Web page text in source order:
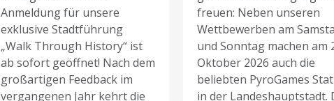
Anmeldung für unsere
exklusive Stadtführung
„Walk Through History“ ist
ab sofort geöffnet! Nach dem
großartigen Feedback im
vergangenen Jahr kehrt die
freuen: Neben unseren
Wettbewerben am
und Sonntag machen am
Oktober 2026 auch die
beliebten PyroGames
in der Landeshauptstadt.